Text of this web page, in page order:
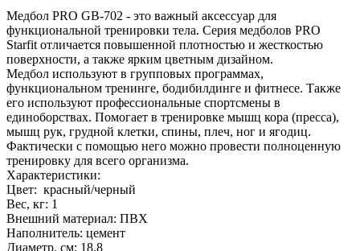
Медбол PRO GB-702 - это важный аксессуар для
функциональной тренировки тела. Серия медболов PRO
Starfit отличается повышенной плотностью и жесткостью
поверхности, а также ярким цветным дизайном.
Медбол используют в групповых программах,
функциональном тренинге, бодибилдинге и фитнесе. Также
его используют профессиональные спортсмены в
единоборствах. Помогает в тренировке мышц кора (пресса),
мышц рук, грудной клетки, спины, плеч, ног и ягодиц.
Фактически с помощью него можно провести полноценную
тренировку для всего организма.
Характеристики:
Цвет: красный/черный
Вес, кг: 1
Внешний материал: ПВХ
Наполнитель: цемент
Диаметр, см: 18,8